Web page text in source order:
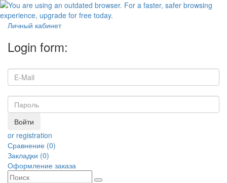
Личный кабинет
Login form:
Войти
or registration
Сравнение (0)
Закладки (0)
Оформление заказа